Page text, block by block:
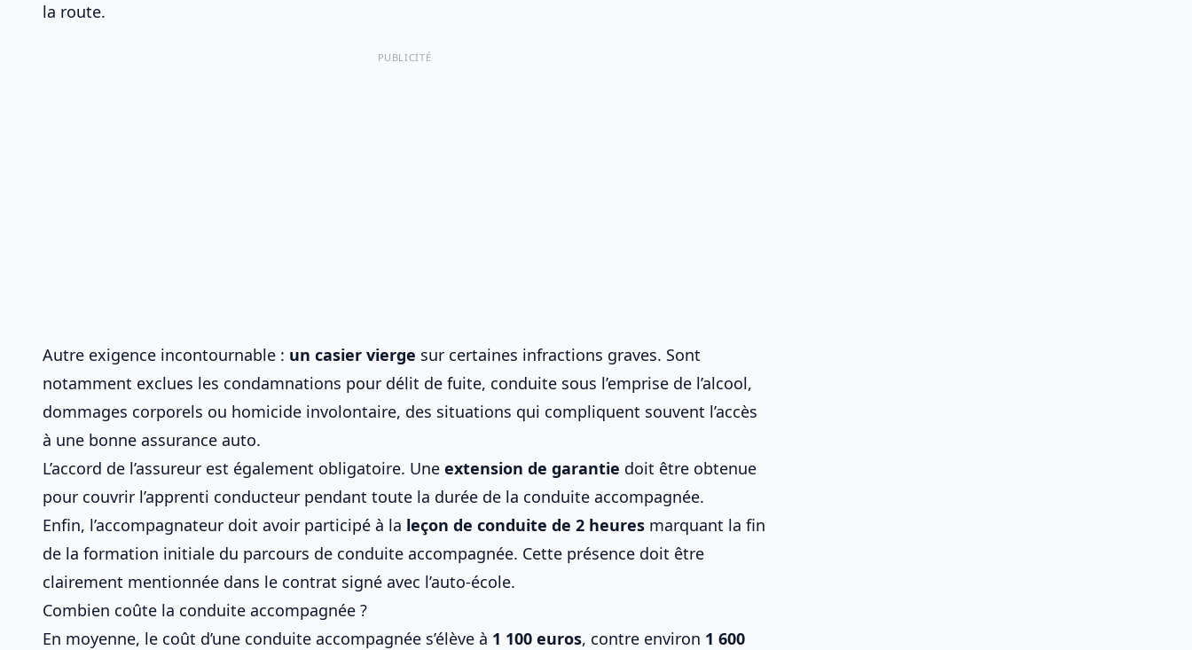
la route.
PUBLICITÉ
Autre exigence incontournable : un casier vierge sur certaines infractions graves. Sont
notamment exclues les condamnations pour délit de fuite, conduite sous l’emprise de l’alcool,
dommages corporels ou homicide involontaire, des situations qui compliquent souvent l’accès
à une bonne assurance auto.
L’accord de l’assureur est également obligatoire. Une extension de garantie doit être obtenue
pour couvrir l’apprenti conducteur pendant toute la durée de la conduite accompagnée.
Enfin, l’accompagnateur doit avoir participé à la leçon de conduite de 2 heures marquant la fin
de la formation initiale du parcours de conduite accompagnée. Cette présence doit être
clairement mentionnée dans le contrat signé avec l’auto-école.
Combien coûte la conduite accompagnée ?
En moyenne, le coût d’une conduite accompagnée s’élève à 1 100 euros, contre environ 1 600